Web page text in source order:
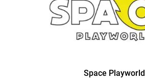
Space Playworld